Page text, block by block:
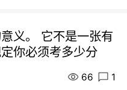
义。 它不是一张有
你必须考多少分
66 1